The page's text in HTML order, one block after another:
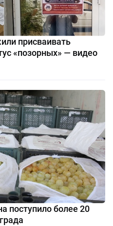
присваивать
«позорных» — видео
поступило более 20